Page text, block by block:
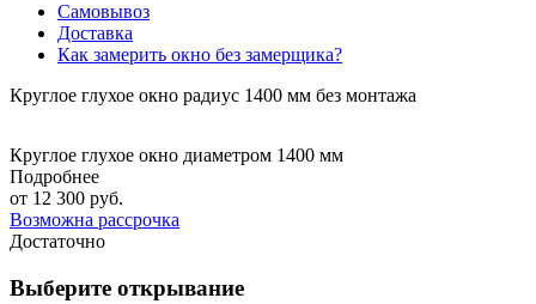
Самовывоз
Доставка
Как замерить окно без замерщика?
Круглое глухое окно радиус 1400 мм без монтажа
Круглое глухое окно диаметром 1400 мм
Подробнее
от 12 300 руб.
Возможна рассрочка
Достаточно
Выберите открывание